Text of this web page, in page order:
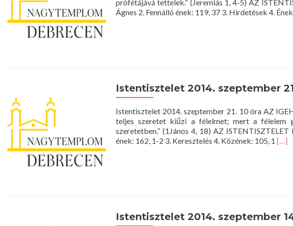
prófétájává tettelek.” (Jeremiás 1, 4-5) AZ
Ágnes 2. Fennálló ének: 119, 37 3. Hirdetések 4.
Istentisztelet 2014. szeptember
Istentisztelet 2014. szeptember 21. 10 óra AZ
teljes szeretet kiűzi a félelmet; mert a félelem
szeretetben.” (1János 4, 18) AZ
ének: 162, 1-2 3. Keresztelés 4. Közének: 105, 1 Read
óra
[…]
Istentisztelet 2014. szeptember